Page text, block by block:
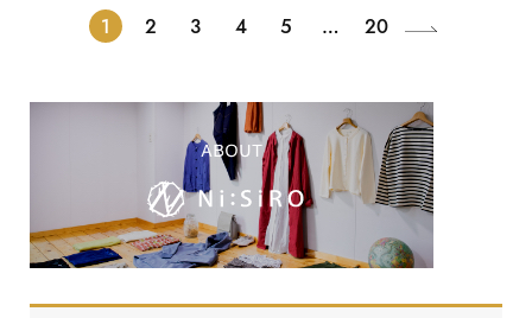
1 2 3 4 5 … 20